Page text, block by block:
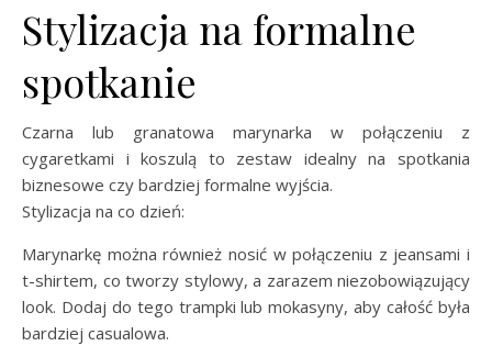
Stylizacja na formalne
spotkanie
Czarna lub granatowa marynarka w połączeniu z
cygaretkami i koszulą to zestaw idealny na spotkania
biznesowe czy bardziej formalne wyjścia.
Stylizacja na co dzień:
Marynarkę można również nosić w połączeniu z jeansami i
t-shirtem, co tworzy stylowy, a zarazem niezobowiązujący
look. Dodaj do tego trampki lub mokasyny, aby całość była
bardziej casualowa.